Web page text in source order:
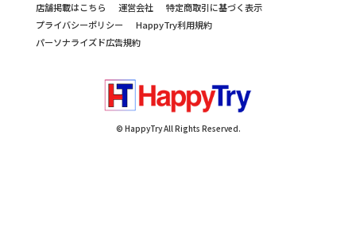
店舗掲載はこちら
運営会社
特定商取引に基づく表示
プライバシーポリシー
HappyTry利用規約
パーソナライズド広告規約
© HappyTry All Rights Reserved.